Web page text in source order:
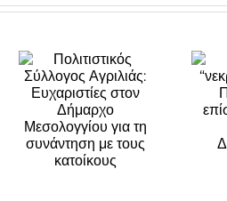
Από
“νεκροθάφτης”
του ΠΑΣΟΚ…
σε επίσημο
ζωοδότη της
Νέας